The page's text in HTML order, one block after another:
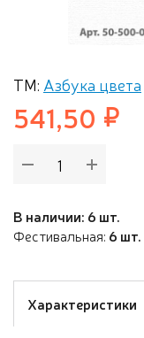
ТМ: Азбука цвета
541,50
В наличии: 6 шт.
Фестивальная: 6 шт.
Характеристики